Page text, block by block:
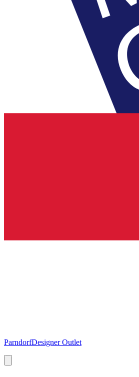
ParndorfDesigner Outlet